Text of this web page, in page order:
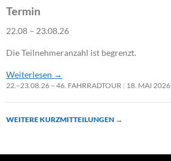
Termin
22.08 – 23.08.26
Die Teilnehmeranzahl ist begrenzt.
Weiterlesen →
22.–23.08.26 – 46. FAHRRADTOUR 18. MAI 2026
WEITERE KURZMITTEILUNGEN →